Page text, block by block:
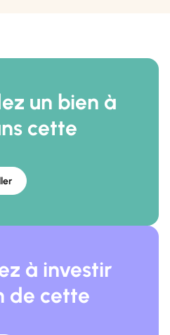
un bien à
cette
à investir
de cette